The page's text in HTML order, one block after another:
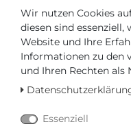
Wunschliste
Wir nutzen Cookies
diesen sind essenziell,
Website und Ihre
Informationen zu den
und Ihren Rechten als
Essenziell